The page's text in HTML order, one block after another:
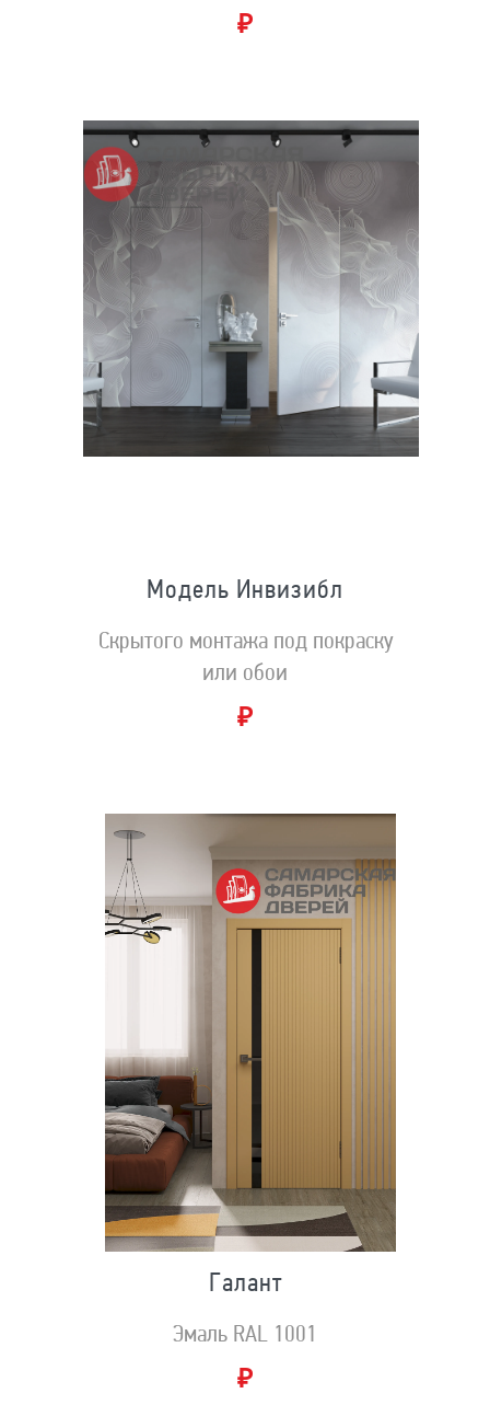
₽
Модель Инвизибл
Скрытого монтажа под покраску
или обои
₽
Галант
Эмаль RAL 1001
₽